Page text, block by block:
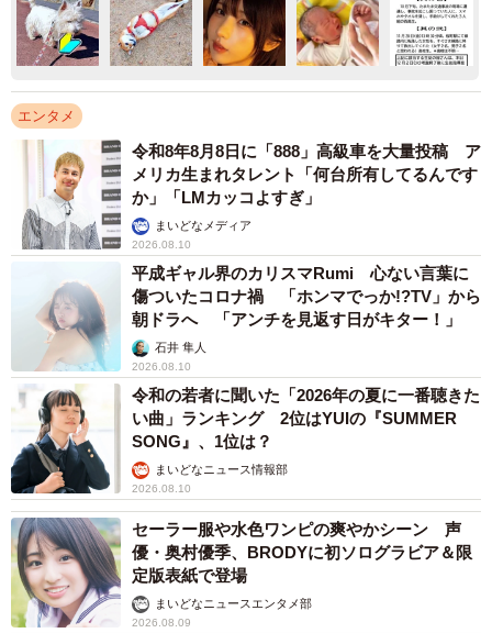
エンタメ
令和8年8月8日に「888」高級車を大量投稿 ア
メリカ生まれタレント「何台所有してるんです
か」「LMカッコよすぎ」
まいどなメディア
2026.08.10
平成ギャル界のカリスマRumi 心ない言葉に
傷ついたコロナ禍 「ホンマでっか!?TV」から
朝ドラへ 「アンチを見返す日がキター！」
石井 隼人
2026.08.10
令和の若者に聞いた「2026年の夏に一番聴きた
い曲」ランキング 2位はYUIの『SUMMER
SONG』、1位は？
まいどなニュース情報部
2026.08.10
セーラー服や水色ワンピの爽やかシーン 声
優・奥村優季、BRODYに初ソログラビア＆限
定版表紙で登場
まいどなニュースエンタメ部
2026.08.09